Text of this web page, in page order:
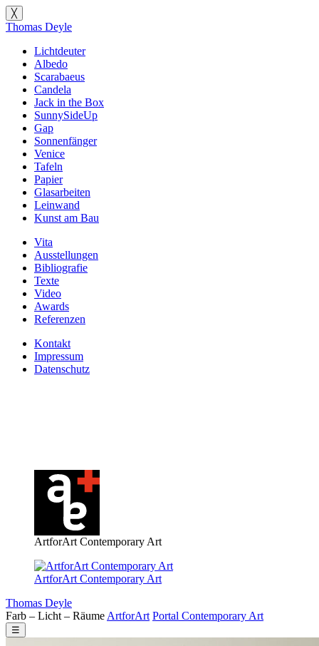
╳
Thomas Deyle
Lichtdeuter
Albedo
Scarabaeus
Candela
Jack in the Box
SunnySideUp
Gap
Sonnenfänger
Venice
Tafeln
Papier
Glasarbeiten
Leinwand
Kunst am Bau
Vita
Ausstellungen
Bibliografie
Texte
Video
Awards
Referenzen
Kontakt
Impressum
Datenschutz
ArtforArt Contemporary Art
ArtforArt Contemporary Art
Thomas Deyle
Farb – Licht – Räume ArtforArt Portal Contemporary Art
☰